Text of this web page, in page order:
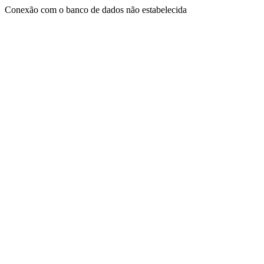
Conexão com o banco de dados não estabelecida